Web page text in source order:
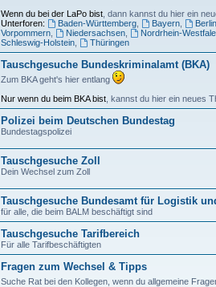
Wenn du bei der LaPo bist , dann kannst du hier ein
Unterforen:
Baden-Württemberg, Bayern, Berlin
Vorpommern
Niedersachsen, Nordrhein-
Schleswig-Holstein
Thüringen
Tauschgesuche Bundeskriminalamt (BKA)
Zum BKA geht's hier entlang
Nur wenn du beim BKA bist , kannst du hier ein neues
Polizei beim Deutschen Bundestag
Bundestagspolizei
Tauschgesuche Zoll
Dein Wechsel zum Zoll
Tauschgesuche Bundesamt für Logistik
für alle, die beim BALM beschäftigt sind
Tauschgesuche Tarifbereich
Für alle Tarifbeschäftigten
Fragen zum Wechsel & Tipps
Suche Rat bei den Kollegen, wenn du allgemeine